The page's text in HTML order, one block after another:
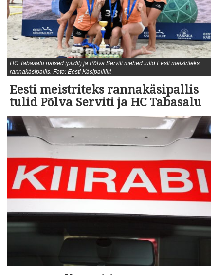
HC Tabasalu naised (pildil) ja Põlva Serviti mehed tulid Eesti meistriteks
rannakäsipallis. Foto: Eesti Käsipalliliit
Eesti meistriteks rannakäsipallis
tulid Põlva Serviti ja HC Tabasalu